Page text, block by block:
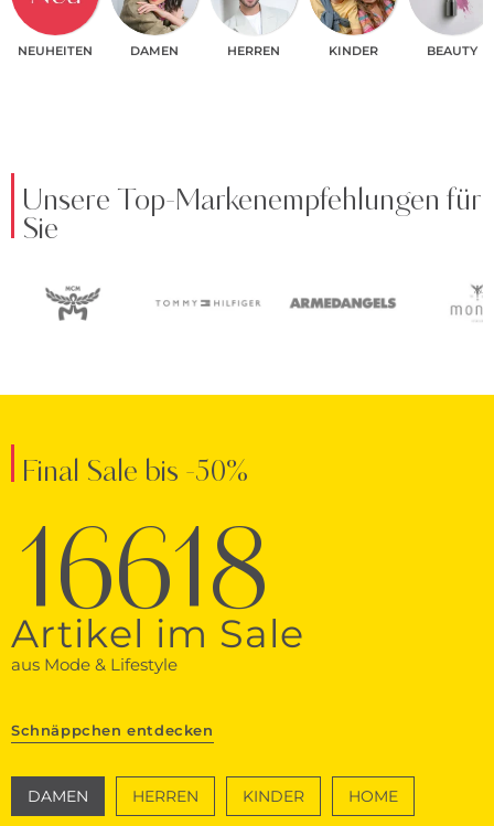
NEUHEITEN DAMEN HERREN KINDER BEAUTY
Unsere Top-Markenempfehlungen für
Sie
Final Sale bis -50%
16618
Artikel im Sale
aus Mode & Lifestyle
Schnäppchen entdecken
DAMEN HERREN KINDER HOME